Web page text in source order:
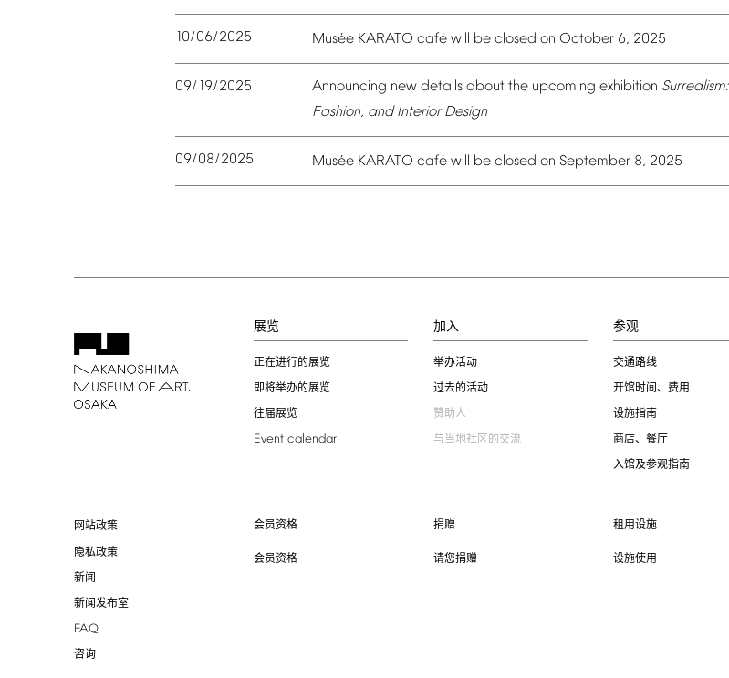
10/06/2025 Musée KARATO café will be closed on October 6, 2025
09/19/2025 Announcing new details about the upcoming exhibition Surrealism:
Fashion, and Interior Design
09/08/2025 Musée KARATO café will be closed on September 8, 2025
展览
正在进行的展览
即将举办的展览
往届展览
Event calendar
加入
举办活动
过去的活动
赞助人
与当地社区的交流
参观
交通路线
开馆时间、费用
设施指南
商店、餐厅
入馆及参观指南
网站政策
隐私政策
新闻
新闻发布室
FAQ
咨询
会员资格
会员资格
捐赠
请您捐赠
租用设施
设施使用